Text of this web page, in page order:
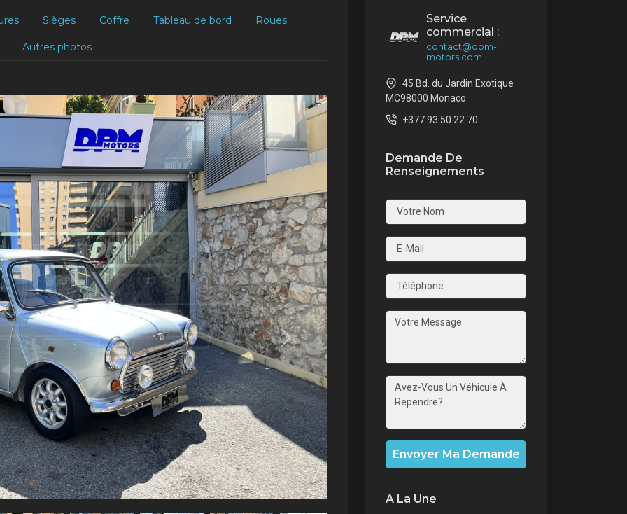
Sièges Coffre Tableau de bord Roues
Autres photos
Suivant
Service
commercial :
contact@dpm-
motors.com
45 Bd. du Jardin Exotique
MC98000 Monaco
+377 93 50 22 70
Demande De
Renseignements
Envoyer Ma Demande
A La Une